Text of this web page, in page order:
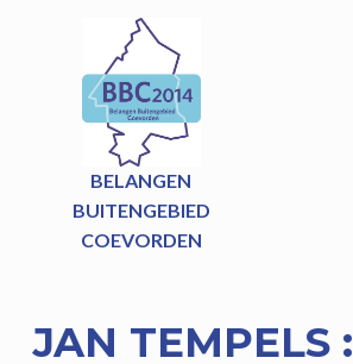
BELANGEN
BUITENGEBIED
COEVORDEN
JAN TEMPELS :